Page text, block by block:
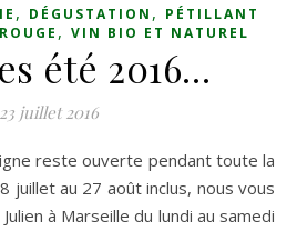
, DÉGUSTATION , PÉTILLANT
ROUGE , VIN BIO ET NATUREL
été 2016…
23 juillet 2016
juillet au 27 août inclus, nous vous
à Marseille du lundi au samedi